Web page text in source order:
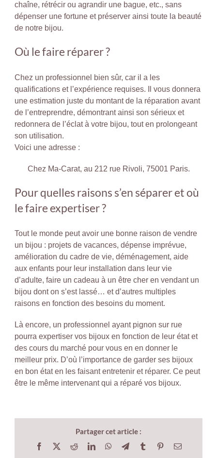
chaîne, rétrécir ou agrandir une bague, etc., sans
dépenser une fortune et préserver ainsi toute la beauté
de notre bijou.
Où le faire réparer ?
Chez un professionnel bien sûr, car il a les
qualifications et l’expérience requises. Il vous donnera
une estimation juste du montant de la réparation avant
de l’entreprendre, démontrant ainsi son sérieux et
redonnera de l’éclat à votre bijou, tout en prolongeant
son utilisation.
Voici une adresse :
Chez Ma-Carat, au 212 rue Rivoli, 75001 Paris.
Pour quelles raisons s’en séparer et où
le faire expertiser ?
Tout le monde peut avoir une bonne raison de vendre
un bijou : projets de vacances, dépense imprévue,
amélioration du cadre de vie, déménagement, aide
aux enfants pour leur installation dans leur vie
d’adulte, faire un cadeau à un être cher en vendant un
bijou dont on s’est lassé… et d’autres multiples
raisons en fonction des besoins du moment.
Là encore, un professionnel ayant pignon sur rue
pourra expertiser vos bijoux en fonction de leur état et
des cours du marché pour vous en en donner le
meilleur prix. D’où l’importance de garder ses bijoux
en bon état en les faisant entretenir et réparer. Ce peut
être le même intervenant qui a réparé vos bijoux.
Partager cet article :
Facebook RedditLinkedInWhatsApp
TelegramTumblr PinterestEmail